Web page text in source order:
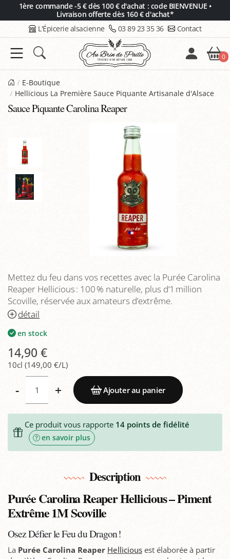
1ère commande -5 € dès 100 € d'achat : code BIENVENUE •
Livraison offerte dès 160 € d'achat*
L'Épicerie alsacienne 03 89 23 35 36 Contact
0
E-Boutique
Hellicious La Première Sauce Piquante Artisanale d'Alsace
Sauce Piquante Carolina Reaper
Mettez du feu dans vos recettes avec la Purée Carolina
Reaper Hellicious : 100 % naturelle, plus d’1 million
Scoville, réservée aux amateurs d’extrême.
détail
en stock
14,90 €
10cl (149,00 €/L)
- + Ajouter au panier
Ce produit vous rapporte 14 points de fidélité
en savoir plus
Description
Purée Carolina Reaper Hellicious – Piment
Extrême 1M Scoville
Osez Défier le Feu du Dragon !
La Purée Carolina Reaper Hellicious est élaborée à partir
Panneau de gestion des cookies